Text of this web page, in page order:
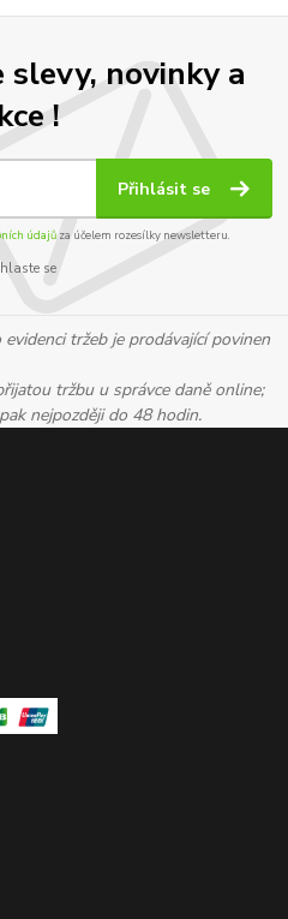
novinky a
!
Přihlásit se
údajůza účelem rozesílky newsletteru.
se
tržeb je prodávající povinen
tržbu u správce daně online;
nejpozději do 48 hodin.